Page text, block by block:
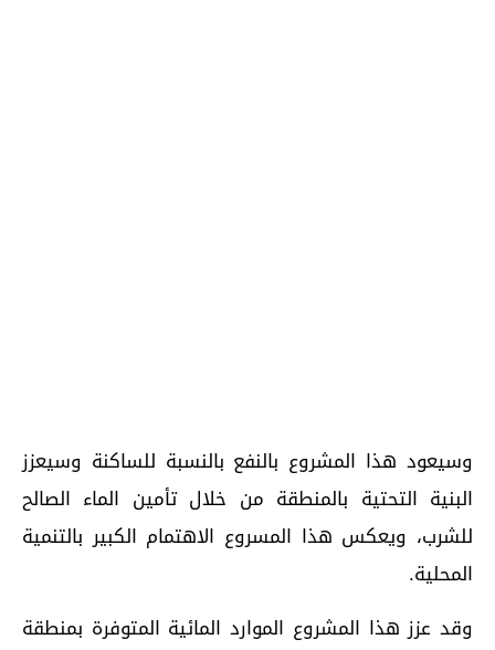
وسيعود هذا المشروع بالنفع بالنسبة للساكنة وسيعزز
البنية التحتية بالمنطقة من خلال تأمين الماء الصالح
للشرب، ويعكس هذا المسروع الاهتمام الكبير بالتنمية
المحلية.
وقد عزز هذا المشروع الموارد المائية المتوفرة بمنطقة